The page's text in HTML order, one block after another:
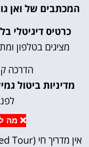
המכתבים של ואן
כרטיס דיגיטלי
מציגים בטלפון
הדרכה
מדיניות ביטול
❌ מה
אין מדריך חי (Guided Tour) – זהו ביקור עצמאי בלבד.